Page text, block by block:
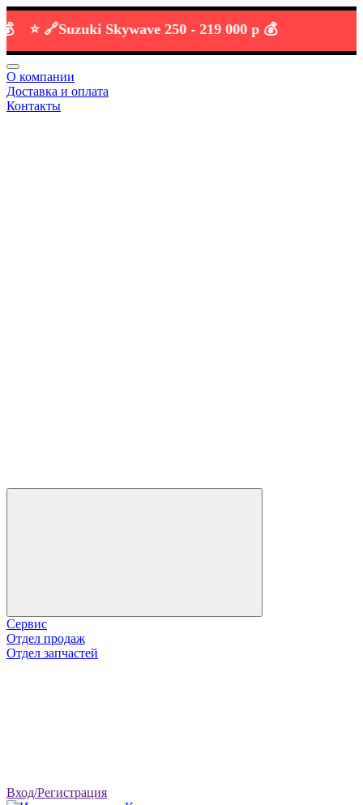
⭐️ 🔗 Suzuki Skywave 250 -219 000 р 💰
О компании
Доставка и оплата
Контакты
Сервис
Отдел продаж
Отдел запчастей
Вход/Регистрация